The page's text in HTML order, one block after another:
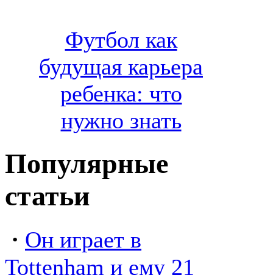
Футбол как
будущая карьера
ребенка: что
нужно знать
Популярные
статьи
· Он играет в
Tottenham и ему 21